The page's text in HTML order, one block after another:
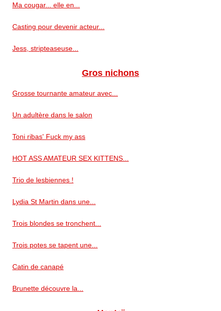
Ma cougar... elle en...
Casting pour devenir acteur...
Jess, stripteaseuse...
Gros nichons
Grosse tournante amateur avec...
Un adultère dans le salon
Toni ribas' Fuck my ass
HOT ASS AMATEUR SEX KITTENS...
Trio de lesbiennes !
Lydia St Martin dans une...
Trois blondes se tronchent...
Trois potes se tapent une...
Catin de canapé
Brunette découvre la...